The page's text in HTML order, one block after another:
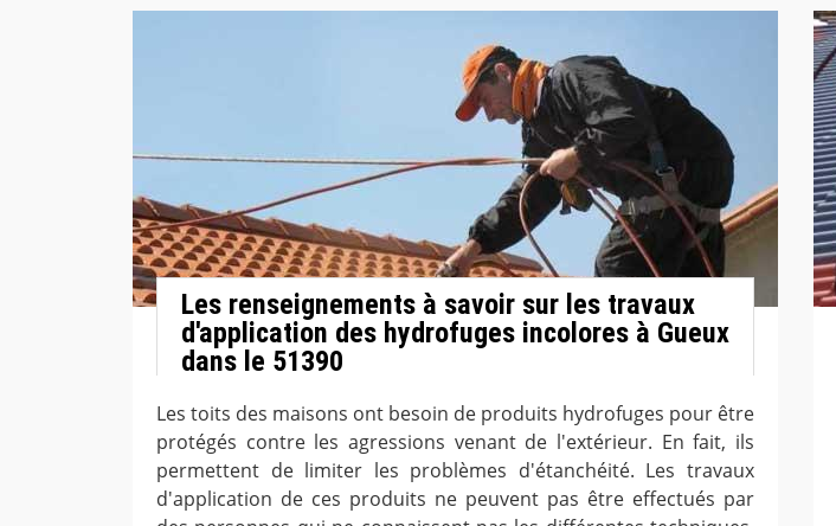
Les renseignements à savoir sur les travaux
d'application des hydrofuges incolores à Gueux
dans le 51390
Les toits des maisons ont besoin de produits hydrofuges pour être
protégés contre les agressions venant de l'extérieur. En fait, ils
permettent de limiter les problèmes d'étanchéité. Les travaux
d'application de ces produits ne peuvent pas être effectués par